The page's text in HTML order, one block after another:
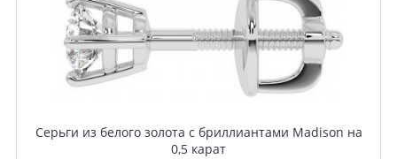
Серьги из белого золота с бриллиантами Madison на
0,5 карат